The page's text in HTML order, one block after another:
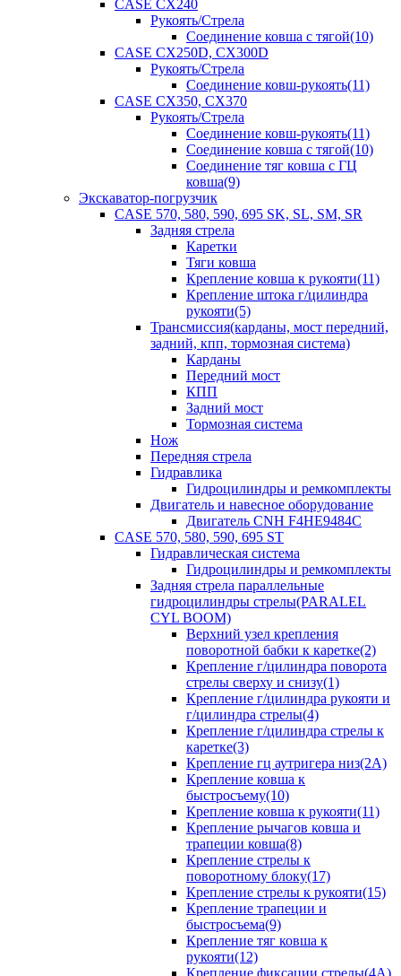
CASE CX240
Рукоять/Стрела
Соединение ковша с тягой(10)
CASE CX250D, CX300D
Рукоять/Стрела
Соединение ковш-рукоять(11)
CASE CX350, CX370
Рукоять/Стрела
Соединение ковш-рукоять(11)
Соединение ковша с тягой(10)
Соединение тяг ковша с ГЦ
ковша(9)
Экскаватор-погрузчик
CASE 570, 580, 590, 695 SK, SL, SM, SR
Задняя стрела
Каретки
Тяги ковша
Крепление ковша к рукояти(11)
Крепление штока г/цилиндра
рукояти(5)
Трансмиссия(карданы, мост передний,
задний, кпп, тормозная система)
Карданы
Передний мост
КПП
Задний мост
Тормозная система
Нож
Передняя стрела
Гидравлика
Гидроцилиндры и ремкомплекты
Двигатель и навесное оборудование
Двигатель CNH F4HE9484C
CASE 570, 580, 590, 695 ST
Гидравлическая система
Гидроцилиндры и ремкомплекты
Задняя стрела параллельные
гидроцилиндры стрелы(PARALEL
CYL BOOM)
Верхний узел крепления
поворотной бабки к каретке(2)
Крепление г/цилиндра поворота
стрелы сверху и снизу(1)
Крепление г/цилиндра рукояти и
г/цилиндра стрелы(4)
Крепление г/цилиндра стрелы к
каретке(3)
Крепление гц аутригера низ(2А)
Крепление ковша к
быстросъему(10)
Крепление ковша к рукояти(11)
Крепление рычагов ковша и
трапеции ковша(8)
Крепление стрелы к
поворотному блоку(17)
Крепление стрелы к рукояти(15)
Крепление трапеции и
быстросъема(9)
Крепление тяг ковша к
рукояти(12)
Крепление фиксации стрелы(4A)